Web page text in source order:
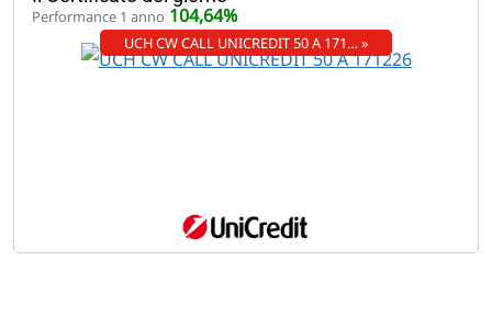
Performance 1 anno 104,64%
UCH CW CALL UNICREDIT 50 A 171… »